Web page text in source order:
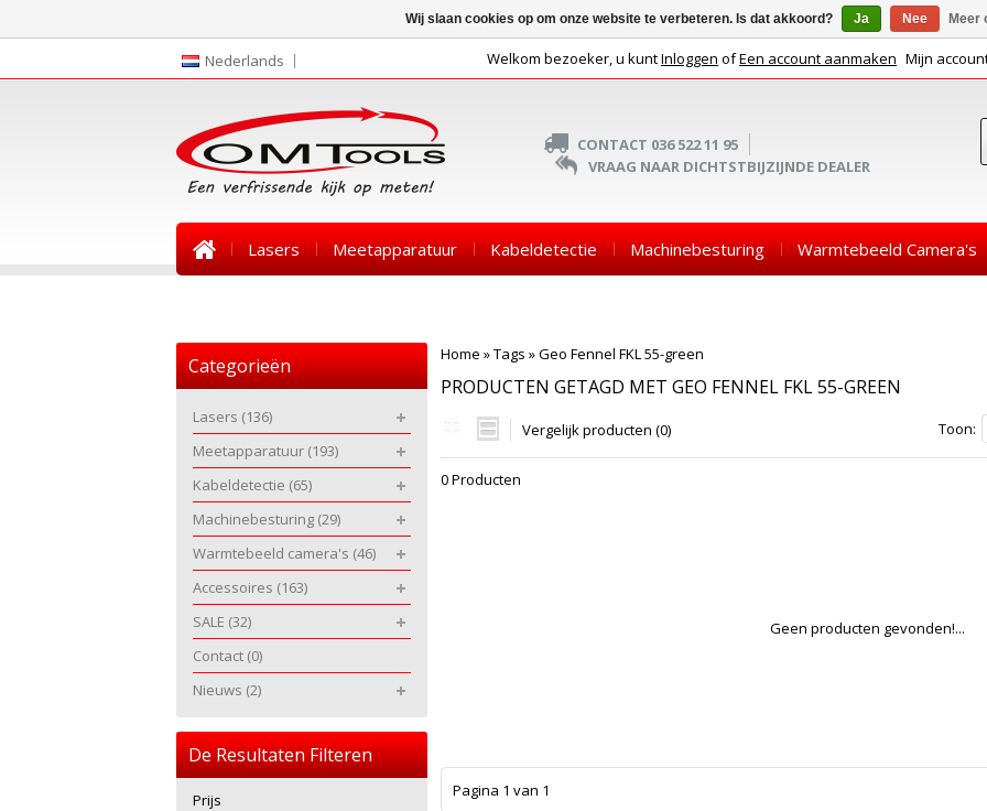
Nederlands Welkom bezoeker, u kuntInloggen ofEen account aanmaken Mijn
CONTACT 036 522 11 95
VRAAG NAAR DICHTSTBIJZIJNDE DEALER
Lasers Meetapparatuur Kabeldetectie Machinebesturing Warmtebeeld Camera's
Home »Tags »Geo Fennel FKL 55-green
PRODUCTEN GETAGD MET GEO FENNEL FKL 55-GREEN
Vergelijk producten (0) Toon:
0 Producten
Geen producten gevonden!...
Pagina 1 van 1
Categorieën
Lasers (136)
Meetapparatuur (193)
Kabeldetectie (65)
Machinebesturing (29)
Warmtebeeld camera's (46)
Accessoires (163)
SALE (32)
Contact (0)
Nieuws (2)
De Resultaten Filteren
Prijs
Wij slaan cookies op om onze website te verbeteren. Is dat akkoord? Ja Nee Meer